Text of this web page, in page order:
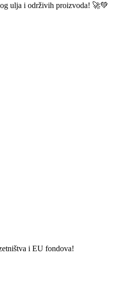
ulja i održivih proizvoda! 🚀💚
i EU fondova!